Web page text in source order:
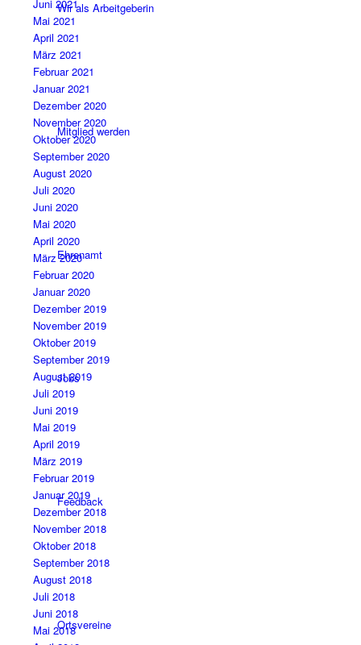
Wir als Arbeitgeberin
Mitglied werden
Ehrenamt
Jobs
Feedback
Ortsvereine
Juni 2021
Mai 2021
April 2021
März 2021
Februar 2021
Januar 2021
Dezember 2020
November 2020
Oktober 2020
September 2020
August 2020
Juli 2020
Juni 2020
Mai 2020
April 2020
März 2020
Februar 2020
Januar 2020
Dezember 2019
November 2019
Oktober 2019
September 2019
August 2019
Juli 2019
Juni 2019
Mai 2019
April 2019
März 2019
Februar 2019
Januar 2019
Dezember 2018
November 2018
Oktober 2018
September 2018
August 2018
Juli 2018
Juni 2018
Mai 2018